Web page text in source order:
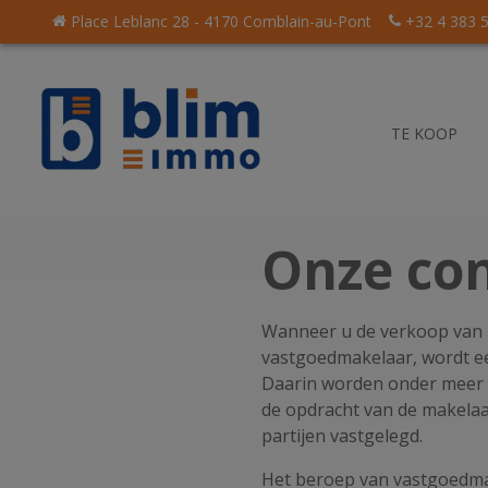
Place Leblanc 28 - 4170 Comblain-au-Pont +32 4 383
TE KOOP
Onze
Wanneer u de verkoop
vastgoedmakelaar, wordt
Daarin worden onder
de opdracht van de
partijen vastgelegd.
Het beroep van